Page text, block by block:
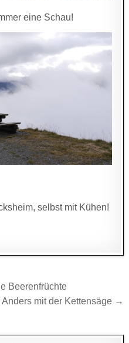
eine Schau!
selbst mit Kühen!
Beerenfrüchte
mit der Kettensäge →